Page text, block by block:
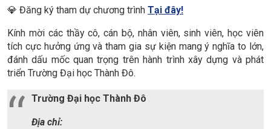
💎 Đăng ký tham dự chương trình Tại đây!
Kính mời các thầy cô, cán bộ, nhân viên, sinh viên, học viên
tích cực hưởng ứng và tham gia sự kiện mang ý nghĩa to lớn,
đánh dấu mốc quan trọng trên hành trình xây dựng và phát
triển Trường Đại học Thành Đô.
Trường Đại học Thành Đô
Địa chỉ: